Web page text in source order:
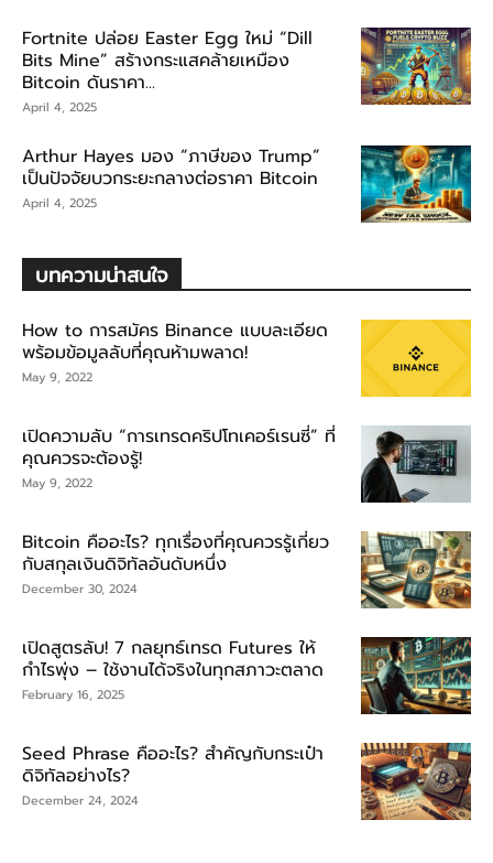
Fortnite ปล่อย Easter Egg ใหม่ “Dill
Bits Mine” สร้างกระแสคล้ายเหมือง
Bitcoin ดันราคา...
April 4, 2025
Arthur Hayes มอง “ภาษีของ Trump”
เป็นปัจจัยบวกระยะกลางต่อราคา Bitcoin
April 4, 2025
บทความน่าสนใจ
How to การสมัคร Binance แบบละเอียด
พร้อมข้อมูลลับที่คุณห้ามพลาด!
May 9, 2022
เปิดความลับ “การเทรดคริปโทเคอร์เรนซี่” ที่
คุณควรจะต้องรู้!
May 9, 2022
Bitcoin คืออะไร? ทุกเรื่องที่คุณควรรู้เกี่ยว
กับสกุลเงินดิจิทัลอันดับหนึ่ง
December 30, 2024
เปิดสูตรลับ! 7 กลยุทธ์เทรด Futures ให้
กำไรพุ่ง – ใช้งานได้จริงในทุกสภาวะตลาด
February 16, 2025
Seed Phrase คืออะไร? สำคัญกับกระเป๋า
ดิจิทัลอย่างไร?
December 24, 2024